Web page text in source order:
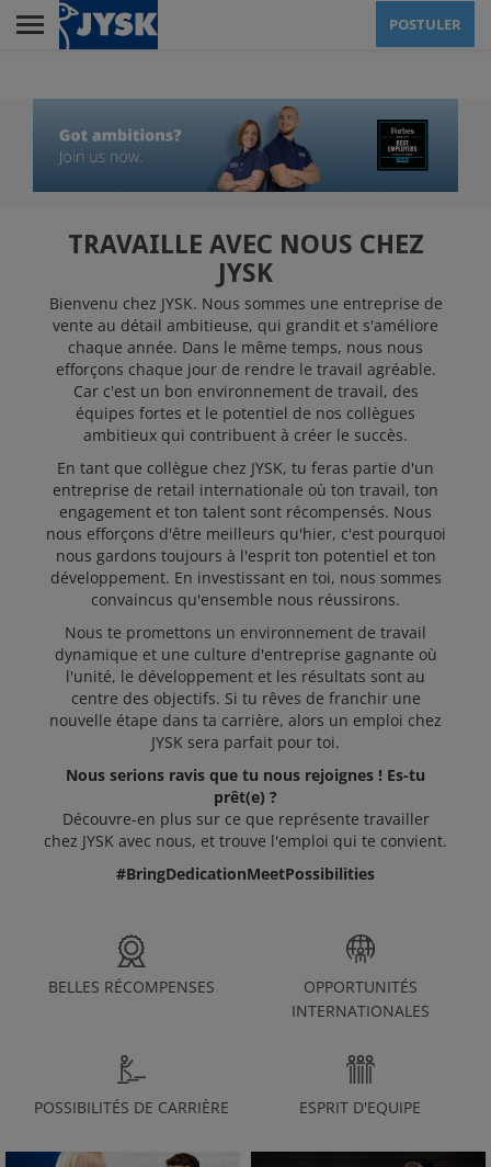
Skip
POSTULER
JYSK EN TANT
QU'EMPLOYEUR
LA VENTE
LE SIÈGE SOCIAL
ENTREPÔT
POSTULER
TRAVAILLE AVEC NOUS CHEZ
JYSK
Bienvenu chez JYSK. Nous sommes une entreprise de
vente au détail ambitieuse, qui grandit et s'améliore
chaque année. Dans le même temps, nous nous
efforçons chaque jour de rendre le travail agréable.
Car c'est un bon environnement de travail, des
équipes fortes et le potentiel de nos collègues
ambitieux qui contribuent à créer le succès.
En tant que collègue chez JYSK, tu feras partie d'un
entreprise de retail internationale où ton travail, ton
engagement et ton talent sont récompensés. Nous
nous efforçons d'être meilleurs qu'hier, c'est pourquoi
nous gardons toujours à l'esprit ton potentiel et ton
développement. En investissant en toi, nous sommes
convaincus qu'ensemble nous réussirons.
Nous te promettons un environnement de travail
dynamique et une culture d'entreprise gagnante où
l'unité, le développement et les résultats sont au
centre des objectifs. Si tu rêves de franchir une
nouvelle étape dans ta carrière, alors un emploi chez
JYSK sera parfait pour toi.
Nous serions ravis que tu nous rejoignes ! Es-tu
prêt(e) ?
Découvre-en plus sur ce que représente travailler
chez JYSK avec nous, et trouve l'emploi qui te convient.
#BringDedicationMeetPossibilities
BELLES RÉCOMPENSES
OPPORTUNITÉS
INTERNATIONALES
POSSIBILITÉS DE CARRIÈRE ESPRIT D'EQUIPE